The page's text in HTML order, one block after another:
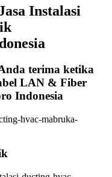
Instalasi
terima ketika
LAN & Fiber
Indonesia